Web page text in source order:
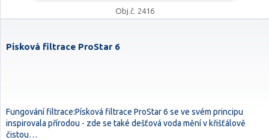
Obj.č. 2416
Písková filtrace ProStar 6
Fungování filtrace:Písková filtrace ProStar 6 se ve svém principu
inspirovala přírodou - zde se také dešťová voda mění v křišťálově
čistou…